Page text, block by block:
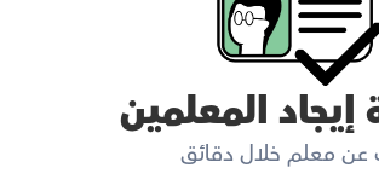
المعلمين
عن معلم خلال دقائق